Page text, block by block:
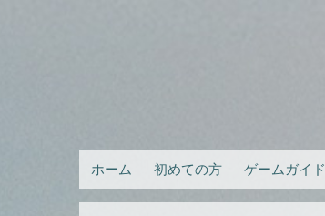
ホーム 初めての方 ゲームガイド